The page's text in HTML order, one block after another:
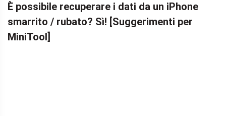
RECUPERO DEI
FILE IOS
È possibile recuperare i dati da un iPhone
smarrito / rubato? Sì! [Suggerimenti per
MiniTool]